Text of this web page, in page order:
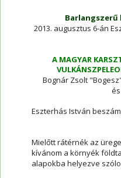
Barlangszerű
2013. augusztus 6-án
A MAGYAR
Bognár Zsolt
Eszterhás István
Mielőtt rátérnék az
kívánom a környék
alapokba helyezve